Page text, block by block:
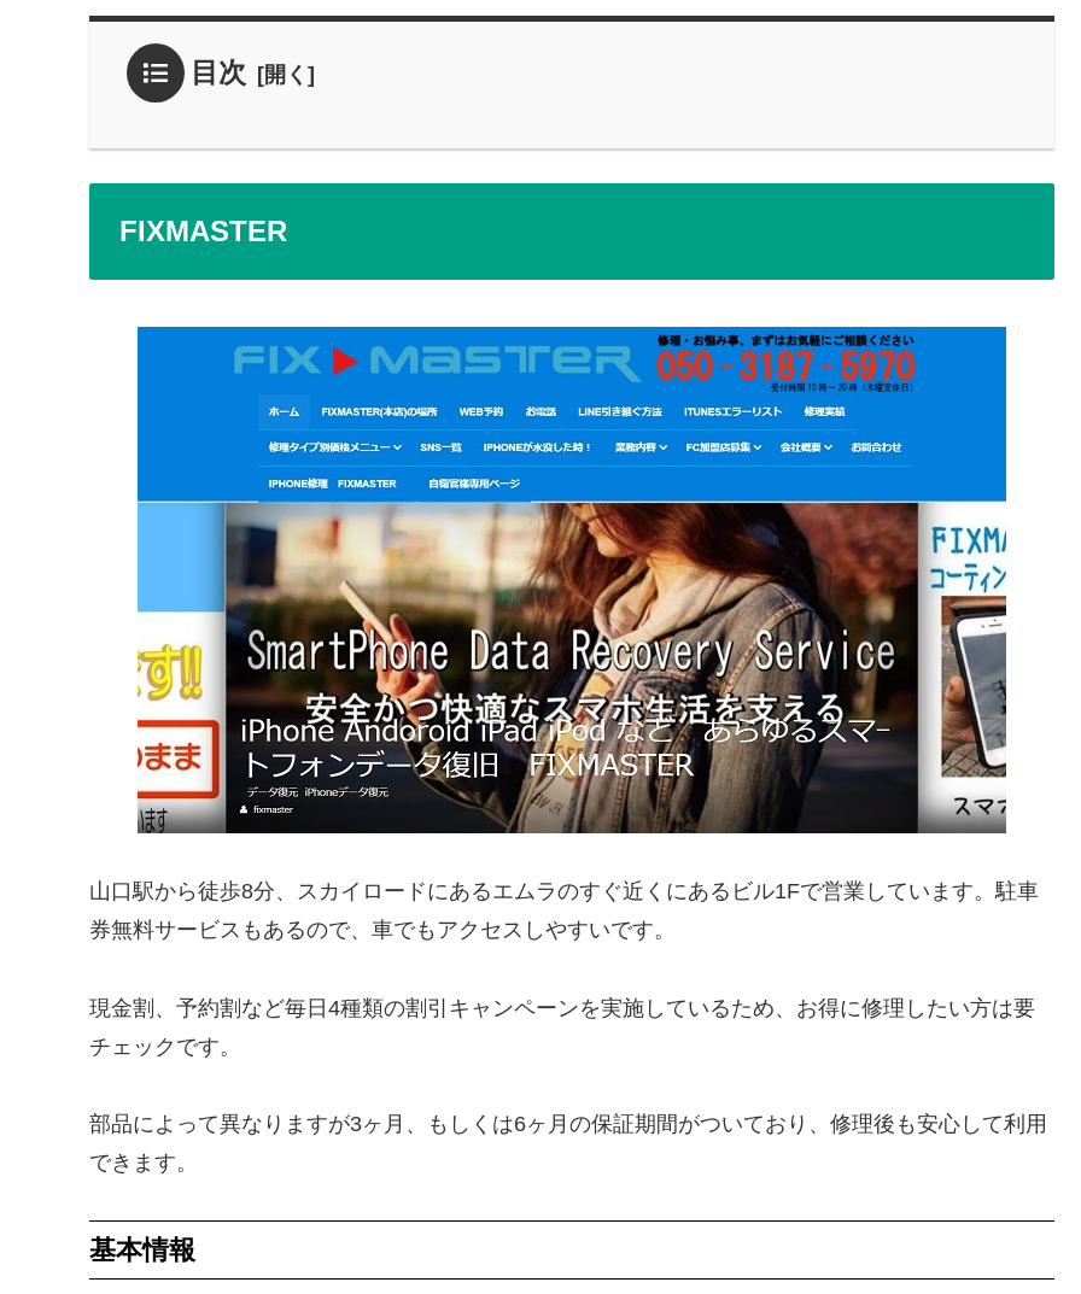
目次
FIXMASTER
山口駅から徒歩8分、スカイロードにあるエムラのすぐ近くにあるビル1Fで営業しています。駐車
券無料サービスもあるので、車でもアクセスしやすいです。
現金割、予約割など毎日4種類の割引キャンペーンを実施しているため、お得に修理したい方は要
チェックです。
部品によって異なりますが3ヶ月、もしくは6ヶ月の保証期間がついており、修理後も安心して利用
できます。
基本情報